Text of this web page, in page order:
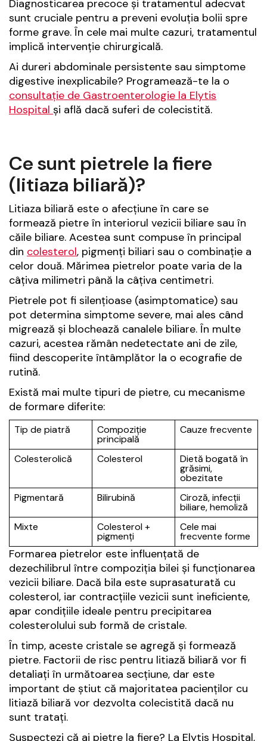
Diagnosticarea precoce și tratamentul adecvat
sunt cruciale pentru a preveni evoluția bolii spre
forme grave. În cele mai multe cazuri, tratamentul
implică intervenție chirurgicală.
Ai dureri abdominale persistente sau simptome
digestive inexplicabile? Programează-te la o
consultație de Gastroenterologie la Elytis
Hospital și află dacă suferi de colecistită.
Ce sunt pietrele la fiere
(litiaza biliară)?
Litiaza biliară este o afecțiune în care se
formează pietre în interiorul vezicii biliare sau în
căile biliare. Acestea sunt compuse în principal
din colesterol, pigmenți biliari sau o combinație a
celor două. Mărimea pietrelor poate varia de la
câțiva milimetri până la câțiva centimetri.
Pietrele pot fi silențioase (asimptomatice) sau
pot determina simptome severe, mai ales când
migrează și blochează canalele biliare. În multe
cazuri, acestea rămân nedetectate ani de zile,
fiind descoperite întâmplător la o ecografie de
rutină.
Există mai multe tipuri de pietre, cu mecanisme
de formare diferite:
Tip de piatră Compoziție
principală
Cauze frecvente
Colesterolică Colesterol Dietă bogată în
grăsimi,
obezitate
Pigmentară
Bilirubină Ciroză, infecții
biliare, hemoliză
Mixte
Colesterol +
pigmenți
Cele mai
frecvente forme
Formarea pietrelor este influențată de
dezechilibrul între compoziția bilei și funcționarea
vezicii biliare. Dacă bila este suprasaturată cu
colesterol, iar contracțiile vezicii sunt ineficiente,
apar condițiile ideale pentru precipitarea
colesterolului sub formă de cristale.
În timp, aceste cristale se agregă și formează
pietre. Factorii de risc pentru litiază biliară vor fi
detaliați în următoarea secțiune, dar este
important de știut că majoritatea pacienților cu
litiază biliară vor dezvolta colecistită dacă nu
sunt tratați.
Suspectezi că ai pietre la fiere? La Elytis Hospital,